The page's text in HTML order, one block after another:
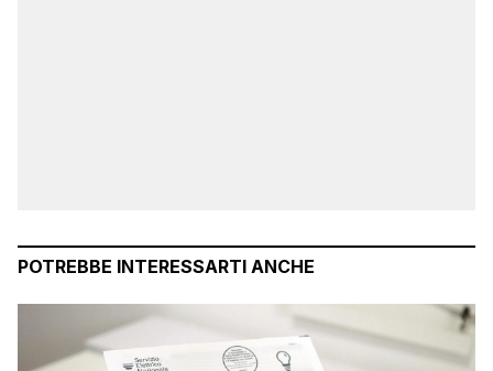
POTREBBE INTERESSARTI ANCHE